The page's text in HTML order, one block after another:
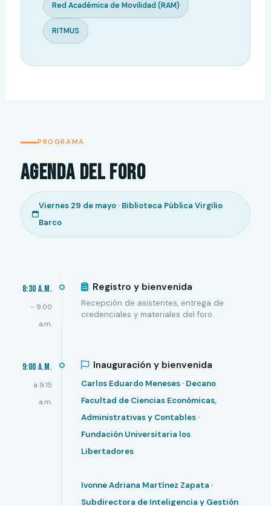
Red Académica de Movilidad (RAM)
RITMUS
PROGRAMA
Agenda del Foro
Viernes 29 de mayo · Biblioteca Pública Virgilio
Barco
8:30 a.m.
– 9:00
a.m.
Registro y bienvenida
Recepción de asistentes, entrega de
credenciales y materiales del foro.
9:00 a.m.
a 9:15
a.m.
Inauguración y bienvenida
Carlos Eduardo Meneses · Decano
Facultad de Ciencias Económicas,
Administrativas y Contables ·
Fundación Universitaria los
Libertadores
Ivonne Adriana Martínez Zapata ·
Subdirectora de Inteligencia y Gestión